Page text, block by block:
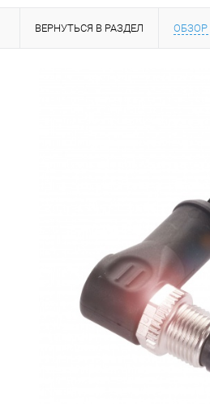
ВЕРНУТЬСЯ В РАЗДЕЛ ОБЗОР